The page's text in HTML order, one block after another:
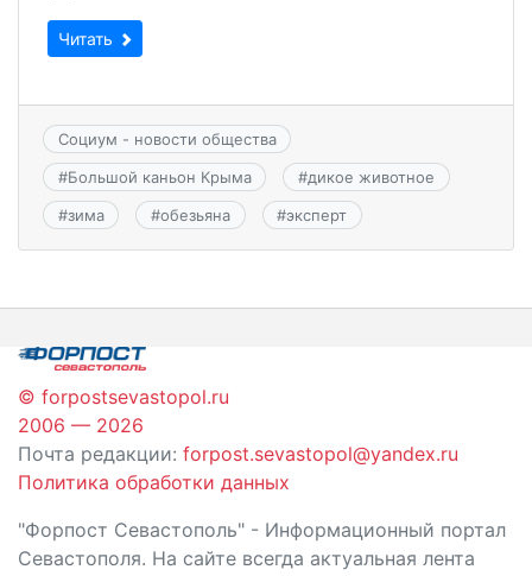
Читать
Социум - новости общества
#Большой каньон Крыма #дикое животное
#зима #обезьяна #эксперт
© forpostsevastopol.ru
2006 — 2026
Почта редакции: forpost.sevastopol@yandex.ru
Политика обработки данных
"Форпост Севастополь" - Информационный портал
Севастополя. На сайте всегда актуальная лента